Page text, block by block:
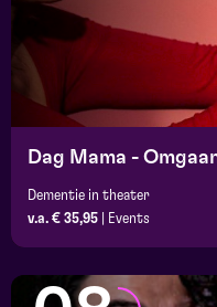
Dag Mama -
Dementie in theater
v.a. € 35,95
Events